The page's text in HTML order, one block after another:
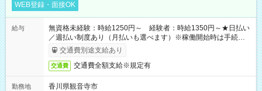
WEB登録・面接OK
給与
無資格未経験：時給1250円～ 経験者：時給1350円～★日払い
／週払い制度あり（月払いも選べます）※稼働開始時は手続き完
了次第のお支払いとなります。
交通費別途支給あり
交通費 交通費全額支給※規定有
勤務地
香川県観音寺市